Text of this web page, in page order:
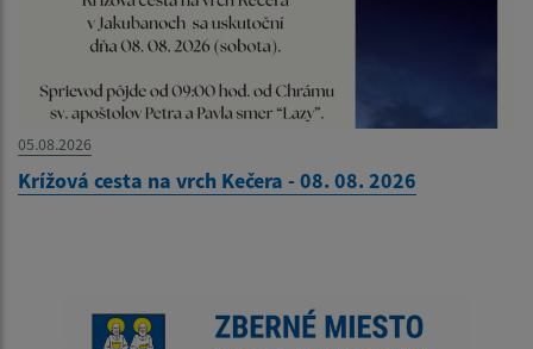
05.08.2026
Krížová cesta na vrch Kečera - 08. 08. 2026